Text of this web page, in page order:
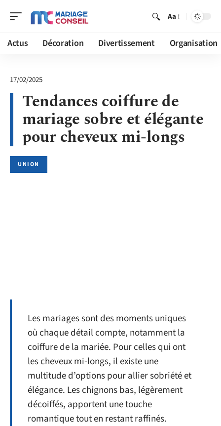
Aa
Actus Décoration Divertissement Organisation
17/02/2025
Tendances coiffure de
mariage sobre et élégante
pour cheveux mi-longs
UNION
Les mariages sont des moments uniques
où chaque détail compte, notamment la
coiffure de la mariée. Pour celles qui ont
les cheveux mi-longs, il existe une
multitude d’options pour allier sobriété et
élégance. Les chignons bas, légèrement
décoiffés, apportent une touche
romantique tout en restant raffinés.